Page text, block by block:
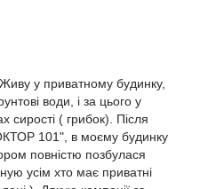
у приватному будинку,
води, і за цього у
сирості ( грибок). Після
101", в моєму будинку
повністю позбулася
усім хто має приватні